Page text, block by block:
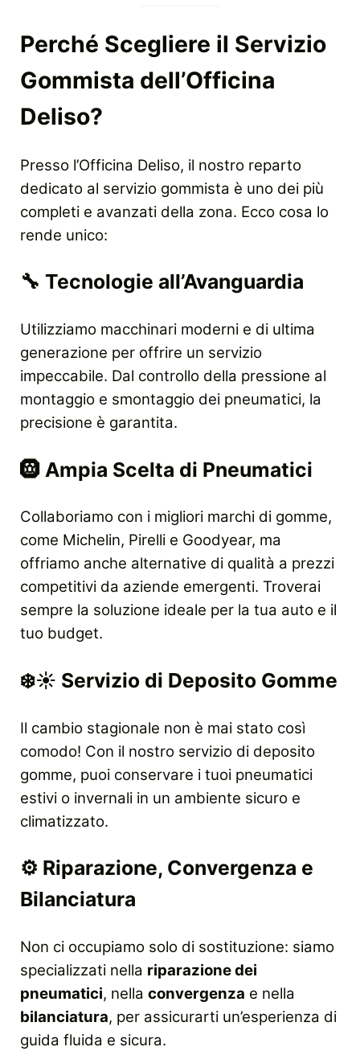
Perché Scegliere il Servizio
Gommista dell’Officina
Deliso?
Presso l’Officina Deliso, il nostro reparto
dedicato al servizio gommista è uno dei più
completi e avanzati della zona. Ecco cosa lo
rende unico:
🔧 Tecnologie all’Avanguardia
Utilizziamo macchinari moderni e di ultima
generazione per offrire un servizio
impeccabile. Dal controllo della pressione al
montaggio e smontaggio dei pneumatici, la
precisione è garantita.
🛞 Ampia Scelta di Pneumatici
Collaboriamo con i migliori marchi di gomme,
come Michelin, Pirelli e Goodyear, ma
offriamo anche alternative di qualità a prezzi
competitivi da aziende emergenti. Troverai
sempre la soluzione ideale per la tua auto e il
tuo budget.
❄️☀️ Servizio di Deposito Gomme
Il cambio stagionale non è mai stato così
comodo! Con il nostro servizio di deposito
gomme, puoi conservare i tuoi pneumatici
estivi o invernali in un ambiente sicuro e
climatizzato.
⚙️ Riparazione, Convergenza e
Bilanciatura
Non ci occupiamo solo di sostituzione: siamo
specializzati nella riparazione dei
pneumatici, nella convergenza e nella
bilanciatura, per assicurarti un’esperienza di
guida fluida e sicura.